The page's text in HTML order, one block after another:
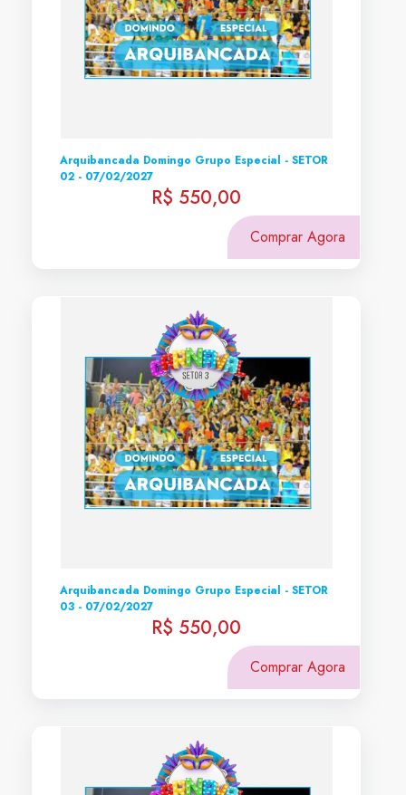
Arquibancada Domingo Grupo Especial - SETOR
02 - 07/02/2027
R$ 550,00
Comprar Agora
Arquibancada Domingo Grupo Especial - SETOR
03 - 07/02/2027
R$ 550,00
Comprar Agora